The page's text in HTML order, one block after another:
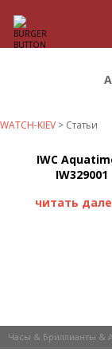
WATCH-KIEV > Статьи
IWC
IW329001
читать
Часы & Бриллианты &